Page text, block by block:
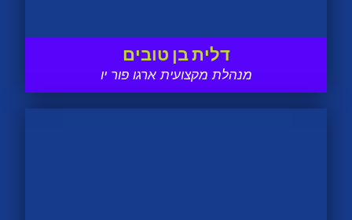
דלית בן טובים
מנהלת מקצועית ארגו פור יו